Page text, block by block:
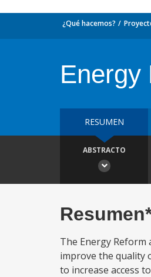
¿Qué hacemos?
Energy
RESUMEN
ABSTRACTO
The Energy Reform
improve the quality
to increase access